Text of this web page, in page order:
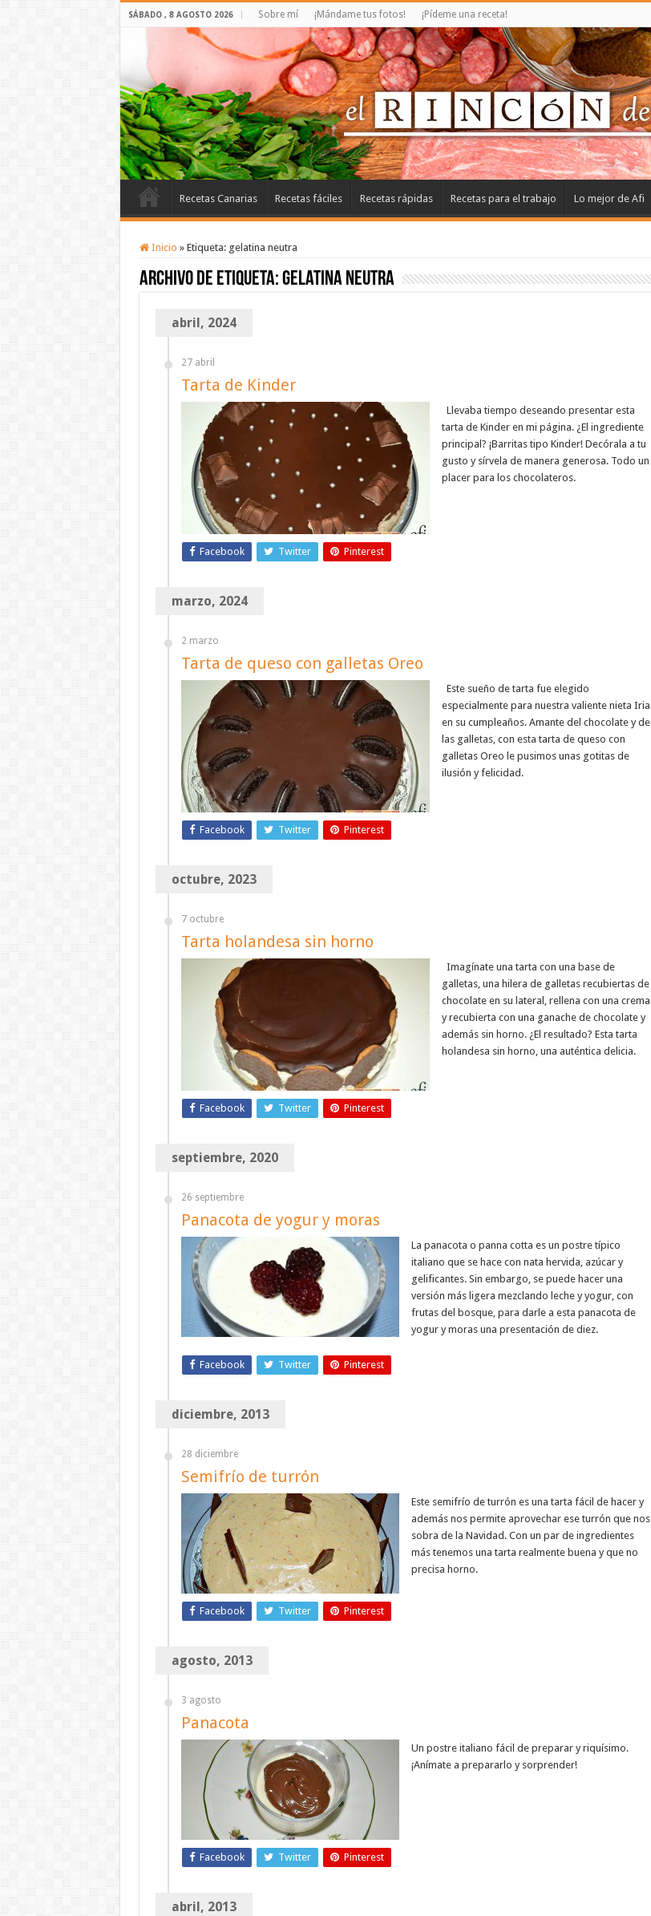
SÁBADO , 8 AGOSTO 2026 Sobre mí ¡Mándame tus fotos! ¡Pídeme una receta!
Recetas Canarias Recetas fáciles Recetas rápidas Recetas para el trabajo Lo mejor de Afi
Inicio » Etiqueta: gelatina neutra
Archivo de etiqueta:gelatina neutra
abril, 2024
27 abril
Tarta de Kinder
Llevaba tiempo deseando presentar esta
tarta de Kinder en mi página. ¿El ingrediente
principal? ¡Barritas tipo Kinder! Decórala a tu
gusto y sírvela de manera generosa. Todo un
placer para los chocolateros.
Facebook Twitter Pinterest
marzo, 2024
2 marzo
Tarta de queso con galletas Oreo
Este sueño de tarta fue elegido
especialmente para nuestra valiente nieta Iria
en su cumpleaños. Amante del chocolate y de
las galletas, con esta tarta de queso con
galletas Oreo le pusimos unas gotitas de
ilusión y felicidad.
Facebook Twitter Pinterest
octubre, 2023
7 octubre
Tarta holandesa sin horno
Imagínate una tarta con una base de
galletas, una hilera de galletas recubiertas de
chocolate en su lateral, rellena con una crema
y recubierta con una ganache de chocolate y
además sin horno. ¿El resultado? Esta tarta
holandesa sin horno, una auténtica delicia.
Facebook Twitter Pinterest
septiembre, 2020
26 septiembre
Panacota de yogur y moras
La panacota o panna cotta es un postre típico
italiano que se hace con nata hervida, azúcar y
gelificantes. Sin embargo, se puede hacer una
versión más ligera mezclando leche y yogur, con
frutas del bosque, para darle a esta panacota de
yogur y moras una presentación de diez.
Facebook Twitter Pinterest
diciembre, 2013
28 diciembre
Semifrío de turrón
Este semifrío de turrón es una tarta fácil de hacer y
además nos permite aprovechar ese turrón que nos
sobra de la Navidad. Con un par de ingredientes
más tenemos una tarta realmente buena y que no
precisa horno.
Facebook Twitter Pinterest
agosto, 2013
3 agosto
Panacota
Un postre italiano fácil de preparar y riquísimo.
¡Anímate a prepararlo y sorprender!
Facebook Twitter Pinterest
abril, 2013